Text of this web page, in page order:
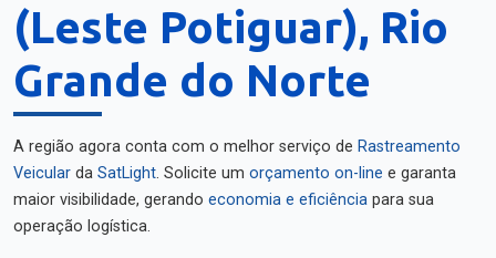
(Leste Potiguar), Rio
Grande do Norte
A região agora conta com o melhor serviço de Rastreamento
Veicular da SatLight. Solicite um orçamento on-line e garanta
maior visibilidade, gerando economia e eficiência para sua
operação logística.